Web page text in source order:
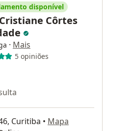
disponível
Côrtes
· Mais
5 opiniões
Curitiba • Mapa